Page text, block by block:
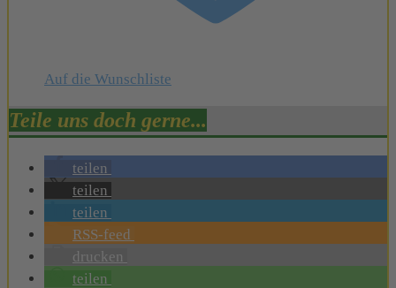
Auf die Wunschliste
Teile uns doch gerne...
teilen
teilen
teilen
RSS-feed
drucken
teilen